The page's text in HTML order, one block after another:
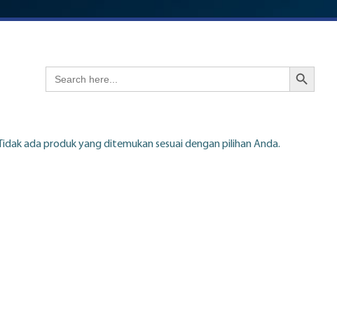
Search
for:
Search Button
Tidak ada produk yang ditemukan sesuai dengan pilihan Anda.